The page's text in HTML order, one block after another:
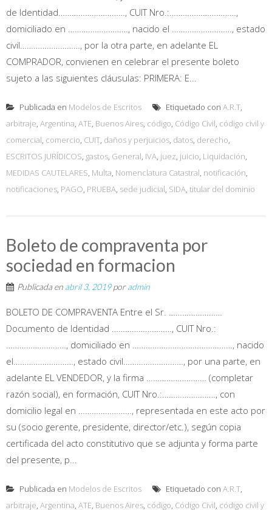
de Identidad…………………………, CUIT Nro.:…………………………,
domiciliado en ………………………, nacido el ………………………, estado
civil………………………, por la otra parte, en adelante EL
COMPRADOR, convienen en celebrar el presente boleto
sujeto a las siguientes cláusulas: PRIMERA: E...
Publicada en Modelos de Escritos Etiquetado con A.R.T,
arbitraje, Argentina, ATE, Buenos Aires, código, Código Civil, código civil y
comercial, comercio, CUIT, daños y perjuicios, datos, derecho,
ESCRITOS JURÍDICOS, gastos, General, IVA, juez, juicio, Liquidación,
MEDIDAS CAUTELARES, Multa, Nomenclatura Catastral, notificación,
notificaciones, PAGO, PRUEBA, sede judicial, SIDA, titular del dominio
Boleto de compraventa por
sociedad en formacion
Publicada en abril 3, 2019poradmin
BOLETO DE COMPRAVENTA Entre el Sr. ……………………
Documento de Identidad ………………………, CUIT Nro.:
………………………, domiciliado en ………………………………………, nacido
el………………………, estado civil………………………, por una parte, en
adelante EL VENDEDOR, y la firma ……………………… (completar
razón social), en formación, CUIT Nro.:……………………, con
domicilio legal en ……………………, representada en este acto por
su (socio gerente, presidente, director/etc.), según copia
certificada del acto constitutivo que se adjunta y forma parte
del presente, p...
Publicada en Modelos de Escritos Etiquetado con A.R.T,
arbitraje, Argentina, ATE, Buenos Aires, código, Código Civil, código civil y